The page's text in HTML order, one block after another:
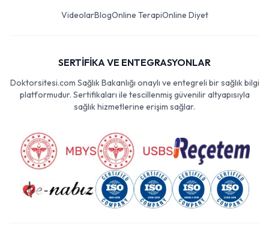
VideolarBlogOnline TerapiOnline Diyet
SERTİFİKA VE ENTEGRASYONLAR
Doktorsitesi.com Sağlık Bakanlığı onaylı ve entegreli bir sağlık bilgi
platformudur. Sertifikaları ile tescillenmiş güvenilir altyapısıyla
sağlık hizmetlerine erişim sağlar.